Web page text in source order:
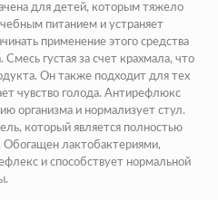
для детей, которым тяжело
питанием и устраняет
применение этого средства
густая за счет крахмала, что
Он также подходит для тех
чувство голода. Антирефлюкс
организма и нормализует стул.
который является полностью
Обогащен лактобактериями,
и способствует нормальной